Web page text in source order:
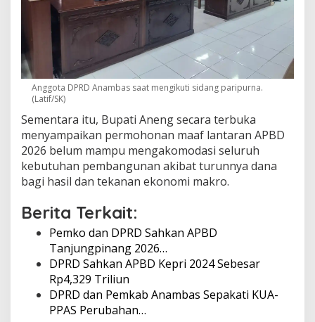
Anggota DPRD Anambas saat mengikuti sidang paripurna.
(Latif/SK)
Sementara itu, Bupati Aneng secara terbuka
menyampaikan permohonan maaf lantaran APBD
2026 belum mampu mengakomodasi seluruh
kebutuhan pembangunan akibat turunnya dana
bagi hasil dan tekanan ekonomi makro.
Berita Terkait:
Pemko dan DPRD Sahkan APBD
Tanjungpinang 2026…
DPRD Sahkan APBD Kepri 2024 Sebesar
Rp4,329 Triliun
DPRD dan Pemkab Anambas Sepakati KUA-
PPAS Perubahan…